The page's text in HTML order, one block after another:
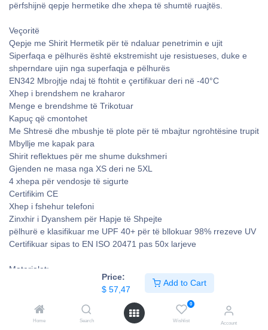
Price:
$57,47
Add to Cart
Home Search
0
Wishlist Account
përfshijnë qepje hermetike dhe xhepa të shumtë ruajtës.
Veçoritë
Qepje me Shirit Hermetik për të ndaluar penetrimin e ujit
Siperfaqa e pëlhurës është ekstremisht uje resistueses, duke e
shperndare ujin nga superfaqja e pëlhurës
EN342 Mbrojtje ndaj të ftohtit e çertifikuar deri në -40°C
Xhep i brendshem ne kraharor
Menge e brendshme të Trikotuar
Kapuç që cmontohet
Me Shtresë dhe mbushje të plote për të mbajtur ngrohtësine trupit
Mbyllje me kapak para
Shirit reflektues për me shume dukshmeri
Gjenden ne masa nga XS deri ne 5XL
4 xhepa për vendosje të sigurte
Certifikim CE
Xhep i fshehur telefoni
Zinxhir i Dyanshem për Hapje të Shpejte
pëlhurë e klasifikuar me UPF 40+ për të bllokuar 98% rrezeve UV
Certifikuar sipas to EN ISO 20471 pas 50x larjeve
Materialet:
Pëlhura Jashtme/Kryesore: 300D Industry: 100% Poliestër, Thurje
Oxford 300D, e Veshur me Dopje PU, me Sipërfaqe Anti-Njollave